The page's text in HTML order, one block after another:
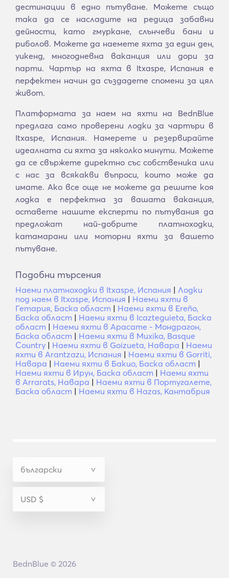
дестинации в едно пътуване. Можете също
така да се насладите на редица забавни
дейности, като гмуркане, слънчеви бани и
риболов. Можете да наемете яхта за един ден,
уикенд, многодневна ваканция или дори за
парти. Чартър на яхта в Itxaspe, Испания е
перфектен начин да създадете спомени за цял
живот.
Платформата за наем на яхти на BednBlue
предлага само проверени лодки за чартъри в
Itxaspe, Испания. Намерете и резервирайте
идеалната си яхта за няколко минути. Можете
да се свържете директно със собственика или
с нас за всякакви въпроси, които може да
имате. Ако все още не можете да решите коя
лодка е перфектна за вашата ваканция,
оставете нашите експерти по пътувания да
предложат най-добрите платноходки,
катамарани или моторни яхти за вашето
пътуване.
Подобни търсения
Наеми платноходки в Itxaspe, Испания | Лодки
под наем в Itxaspe, Испания | Наеми яхти в
Гетария, Баска област | Наеми яхти в Ereño,
Баска област | Наеми яхти в Icazteguieta, Баска
област | Наеми яхти в Арасате - Мондрагон,
Баска област | Наеми яхти в Muxika, Basque
Country | Наеми яхти в Goizueta, Навара | Наеми
яхти в Arantzazu, Испания | Наеми яхти в Gorriti,
Навара | Наеми яхти в Бакио, Баска област |
Наеми яхти в Ирун, Баска област | Наеми яхти
в Arrarats, Навара | Наеми яхти в Португалете,
Баска област | Наеми яхти в Hazas, Кантабрия
BednBlue © 2026